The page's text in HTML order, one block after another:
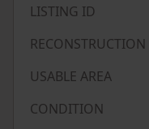
LISTING ID
RECONSTRUCTION
USABLE AREA
CONDITION